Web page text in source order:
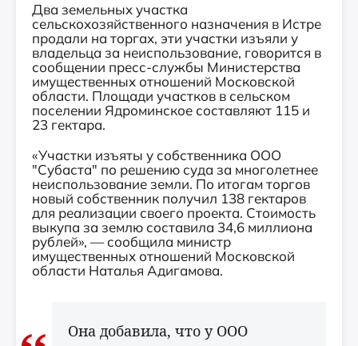
Два земельных участка
сельскохозяйственного назначения в Истре
продали на торгах, эти участки изъяли у
владельца за неиспользование, говорится в
сообщении пресс-службы Министерства
имущественных отношений Московской
области. Площади участков в сельском
поселении Ядроминское составляют 115 и
23 гектара.
«Участки изъяты у собственника ООО
"Субаста" по решению суда за многолетнее
неиспользование земли. По итогам торгов
новый собственник получил 138 гектаров
для реализации своего проекта. Стоимость
выкупа за землю составила 34,6 миллиона
рублей», — сообщила министр
имущественных отношений Московской
области Наталья Адигамова.
Она добавила, что у ООО